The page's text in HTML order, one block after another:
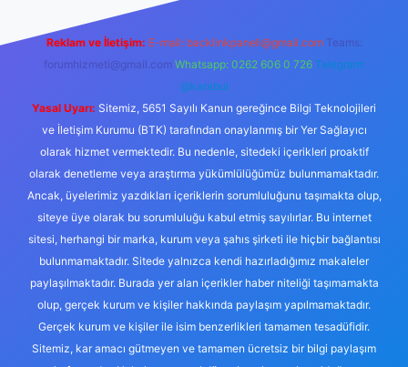
Reklam ve İletişim: E-mail: backlinkpaneli@gmail.com Teams:
forumhizmeti@gmail.com Whatsapp: 0262 606 0 726 Telegram:
@karabul
Yasal Uyarı: Sitemiz, 5651 Sayılı Kanun gereğince Bilgi Teknolojileri
ve İletişim Kurumu (BTK) tarafından onaylanmış bir Yer Sağlayıcı
olarak hizmet vermektedir. Bu nedenle, sitedeki içerikleri proaktif
olarak denetleme veya araştırma yükümlülüğümüz bulunmamaktadır.
Ancak, üyelerimiz yazdıkları içeriklerin sorumluluğunu taşımakta olup,
siteye üye olarak bu sorumluluğu kabul etmiş sayılırlar. Bu internet
sitesi, herhangi bir marka, kurum veya şahıs şirketi ile hiçbir bağlantısı
bulunmamaktadır. Sitede yalnızca kendi hazırladığımız makaleler
paylaşılmaktadır. Burada yer alan içerikler haber niteliği taşımamakta
olup, gerçek kurum ve kişiler hakkında paylaşım yapılmamaktadır.
Gerçek kurum ve kişiler ile isim benzerlikleri tamamen tesadüfidir.
Sitemiz, kar amacı gütmeyen ve tamamen ücretsiz bir bilgi paylaşım